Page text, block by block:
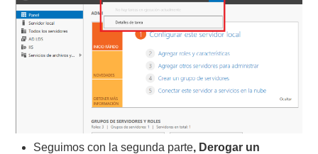
Seguimos con la segunda parte, Derogar un